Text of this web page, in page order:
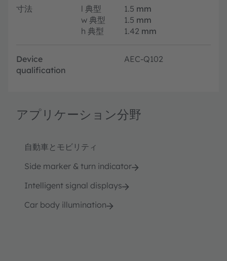
寸法 l 典型 1.5 mm
w 典型 1.5 mm
h 典型 1.42 mm
Device
qualification
AEC-Q102
アプリケーション分野
自動車とモビリティ
Side marker & turn indicator
Intelligent signal displays
Car body illumination